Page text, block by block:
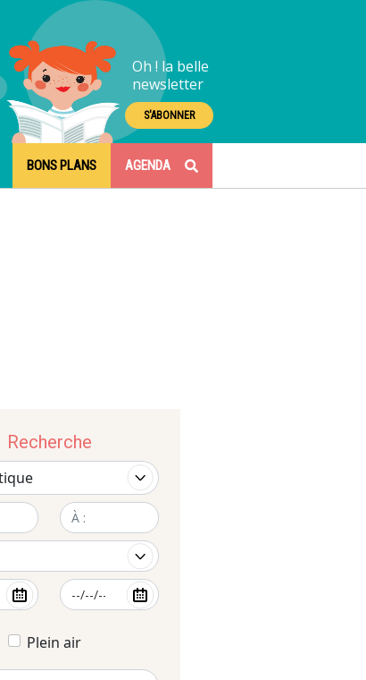
Oh ! la belle
newsletter
S'ABONNER
BONS PLANS AGENDA
Recherche
Plein air